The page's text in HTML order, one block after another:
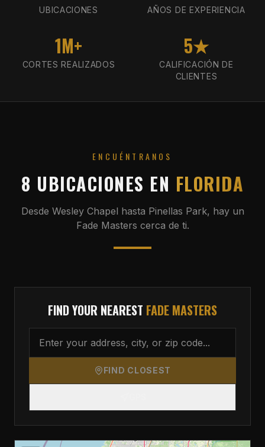
UBICACIONES AÑOS DE EXPERIENCIA
1M+
CORTES REALIZADOS
5★
CALIFICACIÓN DE
CLIENTES
ENCUÉNTRANOS
8 UBICACIONES EN FLORIDA
Desde Wesley Chapel hasta Pinellas Park, hay un
Fade Masters cerca de ti.
FIND YOUR NEAREST FADE MASTERS
FIND CLOSEST